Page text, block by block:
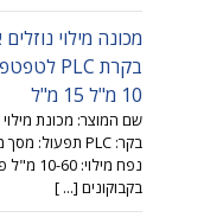
מכונה מילוי
10 מ"ל 15 מ"ל
בקבוקונים [... ]